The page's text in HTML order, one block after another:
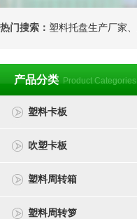
热门搜索： 塑料托盘生产厂家、
产品分类 Product Categories
塑料卡板
吹塑卡板
塑料周转箱
塑料周转箩